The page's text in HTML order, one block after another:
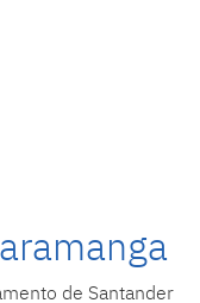
de Santander